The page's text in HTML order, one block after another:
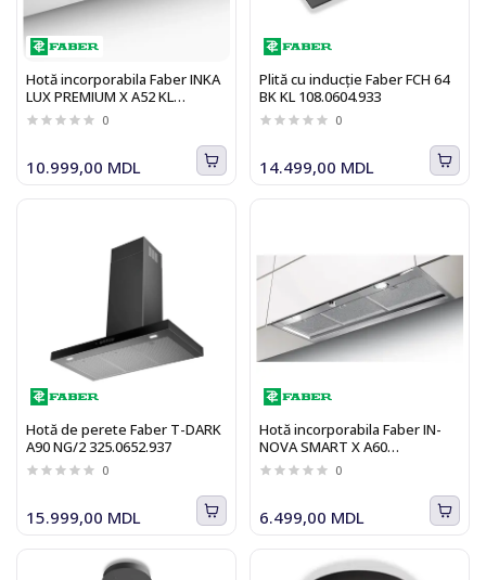
Hotă incorporabila Faber INKA
LUX PREMIUM X A52 KL
305.0658.601, 670 m3/h, 52 cm,
Inox
0
10.999,00 MDL
Plită cu inducție Faber FCH 64
BK KL 108.0604.933
0
14.499,00 MDL
Hotă de perete Faber T-DARK
A90 NG/2 325.0652.937
0
15.999,00 MDL
Hotă incorporabila Faber IN-
NOVA SMART X A60
305.0557.680
0
6.499,00 MDL